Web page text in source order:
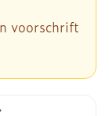
voorschrift